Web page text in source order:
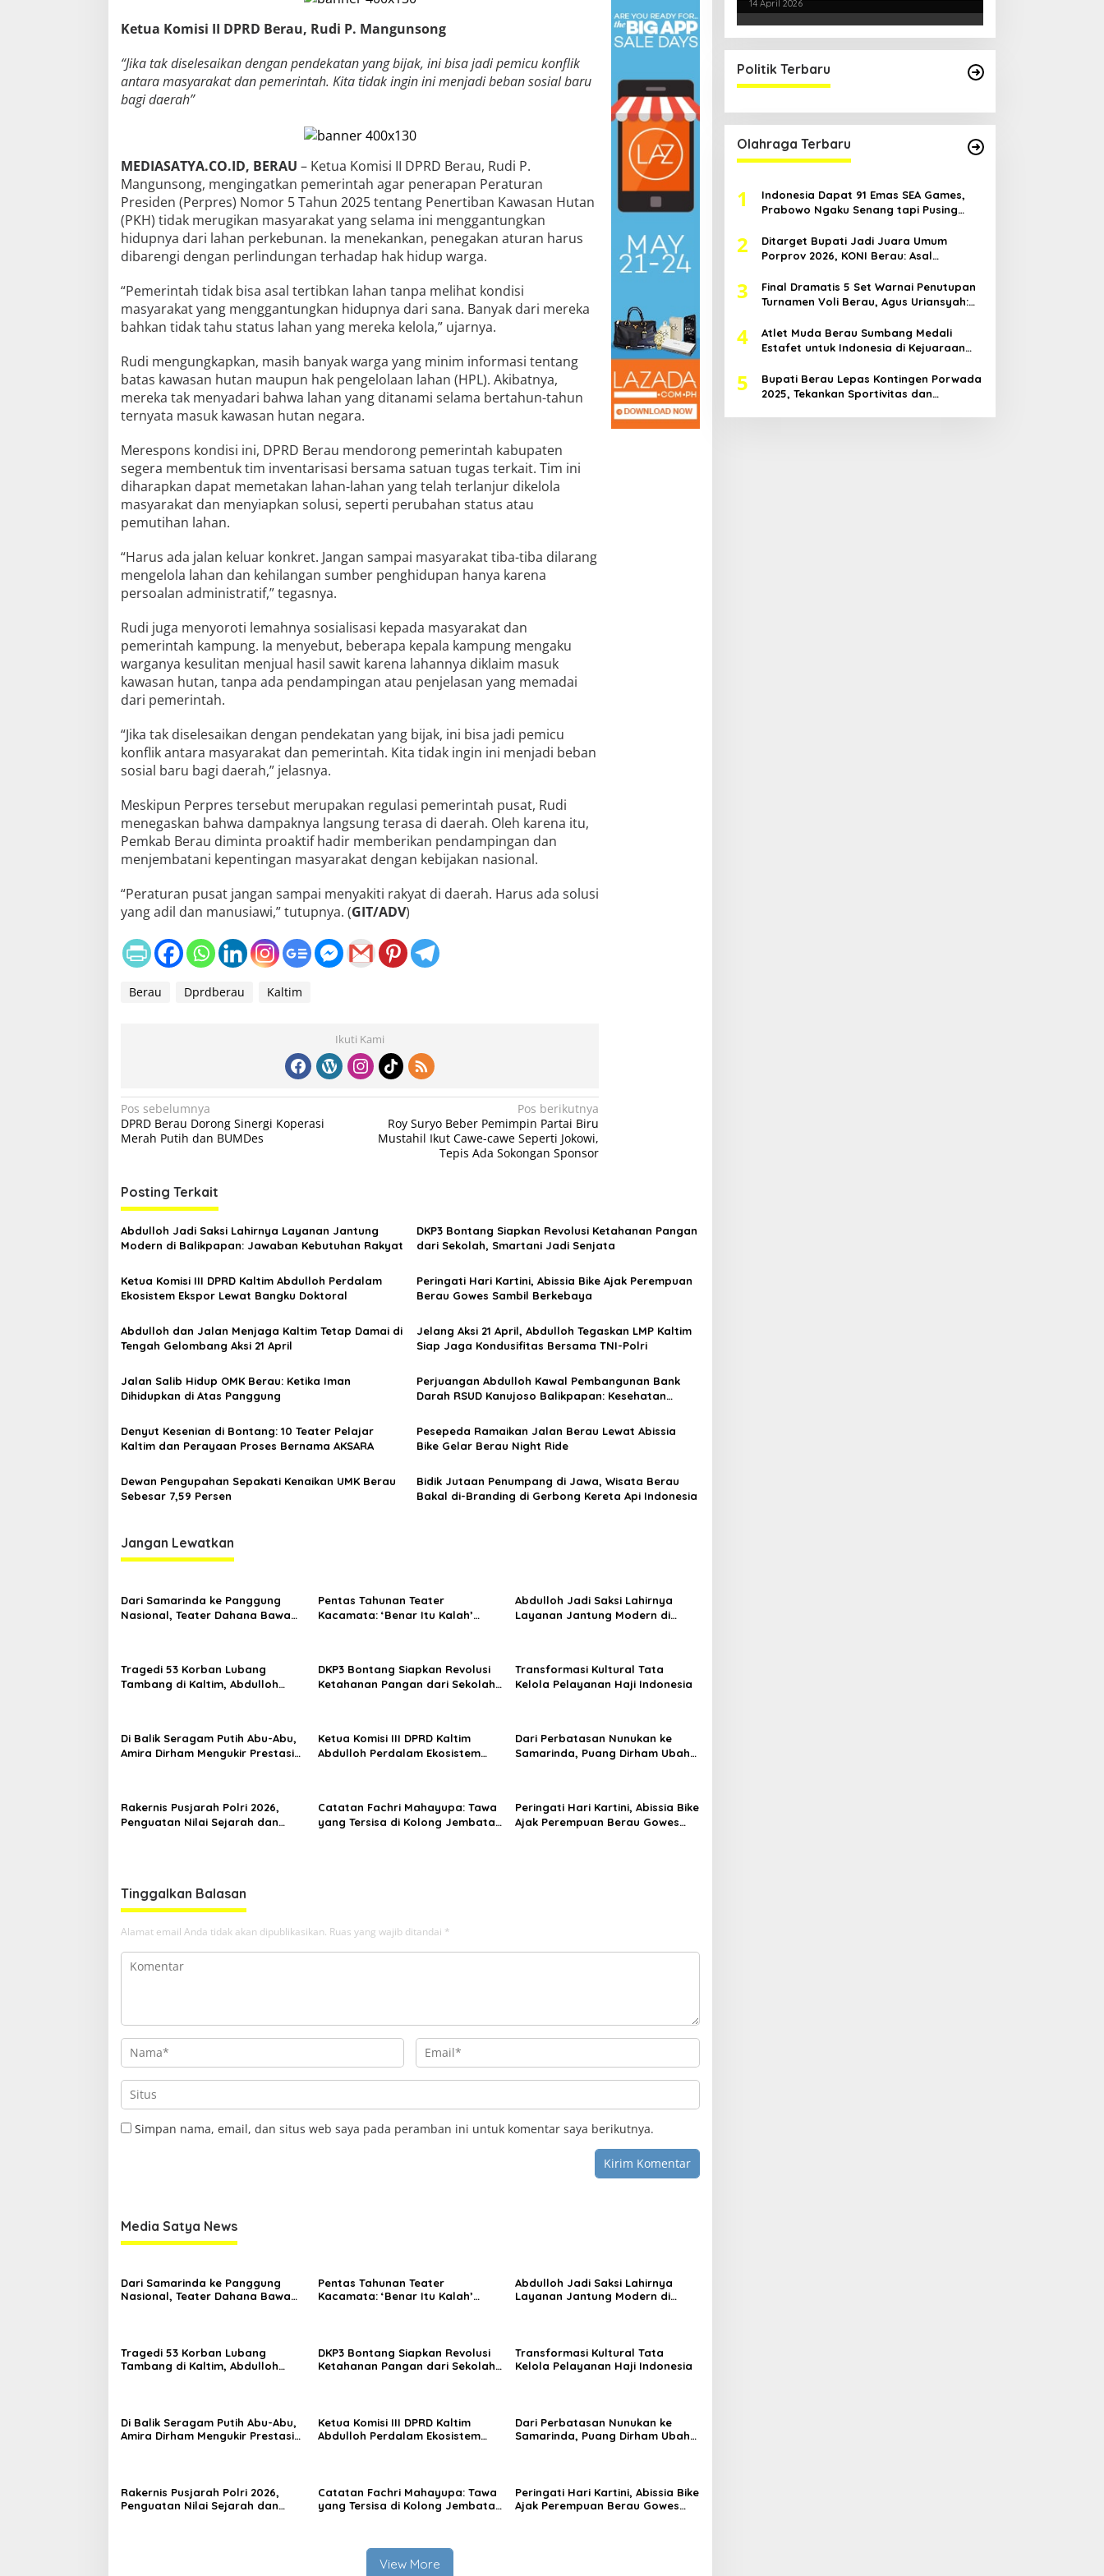
Ketua Komisi II DPRD Berau, Rudi P. Mangunsong
“Jika tak diselesaikan dengan pendekatan yang bijak, ini bisa jadi pemicu konflik
antara masyarakat dan pemerintah. Kita tidak ingin ini menjadi beban sosial baru
bagi daerah”
MEDIASATYA.CO.ID, BERAU – Ketua Komisi II DPRD Berau, Rudi P.
Mangunsong, mengingatkan pemerintah agar penerapan Peraturan
Presiden (Perpres) Nomor 5 Tahun 2025 tentang Penertiban Kawasan Hutan
(PKH) tidak merugikan masyarakat yang selama ini menggantungkan
hidupnya dari lahan perkebunan. Ia menekankan, penegakan aturan harus
dibarengi dengan perlindungan terhadap hak hidup warga.
“Pemerintah tidak bisa asal tertibkan lahan tanpa melihat kondisi
masyarakat yang menggantungkan hidupnya dari sana. Banyak dari mereka
bahkan tidak tahu status lahan yang mereka kelola,” ujarnya.
Rudi mengungkapkan, masih banyak warga yang minim informasi tentang
batas kawasan hutan maupun hak pengelolaan lahan (HPL). Akibatnya,
mereka tak menyadari bahwa lahan yang ditanami selama bertahun-tahun
ternyata masuk kawasan hutan negara.
Merespons kondisi ini, DPRD Berau mendorong pemerintah kabupaten
segera membentuk tim inventarisasi bersama satuan tugas terkait. Tim ini
diharapkan dapat memetakan lahan-lahan yang telah terlanjur dikelola
masyarakat dan menyiapkan solusi, seperti perubahan status atau
pemutihan lahan.
“Harus ada jalan keluar konkret. Jangan sampai masyarakat tiba-tiba dilarang
mengelola lahan dan kehilangan sumber penghidupan hanya karena
persoalan administratif,” tegasnya.
Rudi juga menyoroti lemahnya sosialisasi kepada masyarakat dan
pemerintah kampung. Ia menyebut, beberapa kepala kampung mengaku
warganya kesulitan menjual hasil sawit karena lahannya diklaim masuk
kawasan hutan, tanpa ada pendampingan atau penjelasan yang memadai
dari pemerintah.
“Jika tak diselesaikan dengan pendekatan yang bijak, ini bisa jadi pemicu
konflik antara masyarakat dan pemerintah. Kita tidak ingin ini menjadi beban
sosial baru bagi daerah,” jelasnya.
Meskipun Perpres tersebut merupakan regulasi pemerintah pusat, Rudi
menegaskan bahwa dampaknya langsung terasa di daerah. Oleh karena itu,
Pemkab Berau diminta proaktif hadir memberikan pendampingan dan
menjembatani kepentingan masyarakat dengan kebijakan nasional.
“Peraturan pusat jangan sampai menyakiti rakyat di daerah. Harus ada solusi
yang adil dan manusiawi,” tutupnya. (GIT/ADV)
Berau Dprdberau Kaltim
Ikuti Kami
N
a
i
g
a
s
i
p
o
s
Pos sebelumnya
DPRD Berau Dorong Sinergi Koperasi
Merah Putih dan BUMDes
Pos berikutnya
Roy Suryo Beber Pemimpin Partai Biru
Mustahil Ikut Cawe-cawe Seperti Jokowi,
Tepis Ada Sokongan Sponsor
Posting Terkait
Abdulloh Jadi Saksi Lahirnya Layanan Jantung
Modern di Balikpapan: Jawaban Kebutuhan Rakyat
DKP3 Bontang Siapkan Revolusi Ketahanan Pangan
dari Sekolah, Smartani Jadi Senjata
Ketua Komisi III DPRD Kaltim Abdulloh Perdalam
Ekosistem Ekspor Lewat Bangku Doktoral
Peringati Hari Kartini, Abissia Bike Ajak Perempuan
Berau Gowes Sambil Berkebaya
Abdulloh dan Jalan Menjaga Kaltim Tetap Damai di
Tengah Gelombang Aksi 21 April
Jelang Aksi 21 April, Abdulloh Tegaskan LMP Kaltim
Siap Jaga Kondusifitas Bersama TNI-Polri
Jalan Salib Hidup OMK Berau: Ketika Iman
Dihidupkan di Atas Panggung
Perjuangan Abdulloh Kawal Pembangunan Bank
Darah RSUD Kanujoso Balikpapan: Kesehatan
Denyut Kesenian di Bontang: 10 Teater Pelajar
Kaltim dan Perayaan Proses Bernama AKSARA
Pesepeda Ramaikan Jalan Berau Lewat Abissia
Bike Gelar Berau Night Ride
Dewan Pengupahan Sepakati Kenaikan UMK Berau
Sebesar 7,59 Persen
Bidik Jutaan Penumpang di Jawa, Wisata Berau
Bakal di-Branding di Gerbong Kereta Api Indonesia
Jangan Lewatkan
Dari Samarinda ke Panggung
Nasional, Teater Dahana Bawa
Pentas Tahunan Teater
Kacamata: ‘Benar Itu Kalah’
Abdulloh Jadi Saksi Lahirnya
Layanan Jantung Modern di
Tragedi 53 Korban Lubang
Tambang di Kaltim, Abdulloh
DKP3 Bontang Siapkan Revolusi
Ketahanan Pangan dari Sekolah,
Transformasi Kultural Tata
Kelola Pelayanan Haji Indonesia
Di Balik Seragam Putih Abu-Abu,
Amira Dirham Mengukir Prestasi
Ketua Komisi III DPRD Kaltim
Abdulloh Perdalam Ekosistem
Dari Perbatasan Nunukan ke
Samarinda, Puang Dirham Ubah
Rakernis Pusjarah Polri 2026,
Penguatan Nilai Sejarah dan
Catatan Fachri Mahayupa: Tawa
yang Tersisa di Kolong Jembatan
Peringati Hari Kartini, Abissia Bike
Ajak Perempuan Berau Gowes
Tinggalkan Balasan
Alamat email Anda tidak akan dipublikasikan. Ruas yang wajib ditandai *
Simpan nama, email, dan situs web saya pada peramban ini untuk komentar saya berikutnya.
Media Satya News
Dari Samarinda ke Panggung
Nasional, Teater Dahana Bawa
Pentas Tahunan Teater
Kacamata: ‘Benar Itu Kalah’
Abdulloh Jadi Saksi Lahirnya
Layanan Jantung Modern di
Tragedi 53 Korban Lubang
Tambang di Kaltim, Abdulloh
DKP3 Bontang Siapkan Revolusi
Ketahanan Pangan dari Sekolah,
Transformasi Kultural Tata
Kelola Pelayanan Haji Indonesia
Di Balik Seragam Putih Abu-Abu,
Amira Dirham Mengukir Prestasi
Ketua Komisi III DPRD Kaltim
Abdulloh Perdalam Ekosistem
Dari Perbatasan Nunukan ke
Samarinda, Puang Dirham Ubah
Rakernis Pusjarah Polri 2026,
Penguatan Nilai Sejarah dan
Catatan Fachri Mahayupa: Tawa
yang Tersisa di Kolong Jembatan
Peringati Hari Kartini, Abissia Bike
Ajak Perempuan Berau Gowes
View More
14 April 2026
Politik Terbaru
Olahraga Terbaru
1
Indonesia Dapat 91 Emas SEA Games,
Prabowo Ngaku Senang tapi Pusing
2
Ditarget Bupati Jadi Juara Umum
Porprov 2026, KONI Berau: Asal
3
Final Dramatis 5 Set Warnai Penutupan
Turnamen Voli Berau, Agus Uriansyah:
4
Atlet Muda Berau Sumbang Medali
Estafet untuk Indonesia di Kejuaraan
5
Bupati Berau Lepas Kontingen Porwada
2025, Tekankan Sportivitas dan